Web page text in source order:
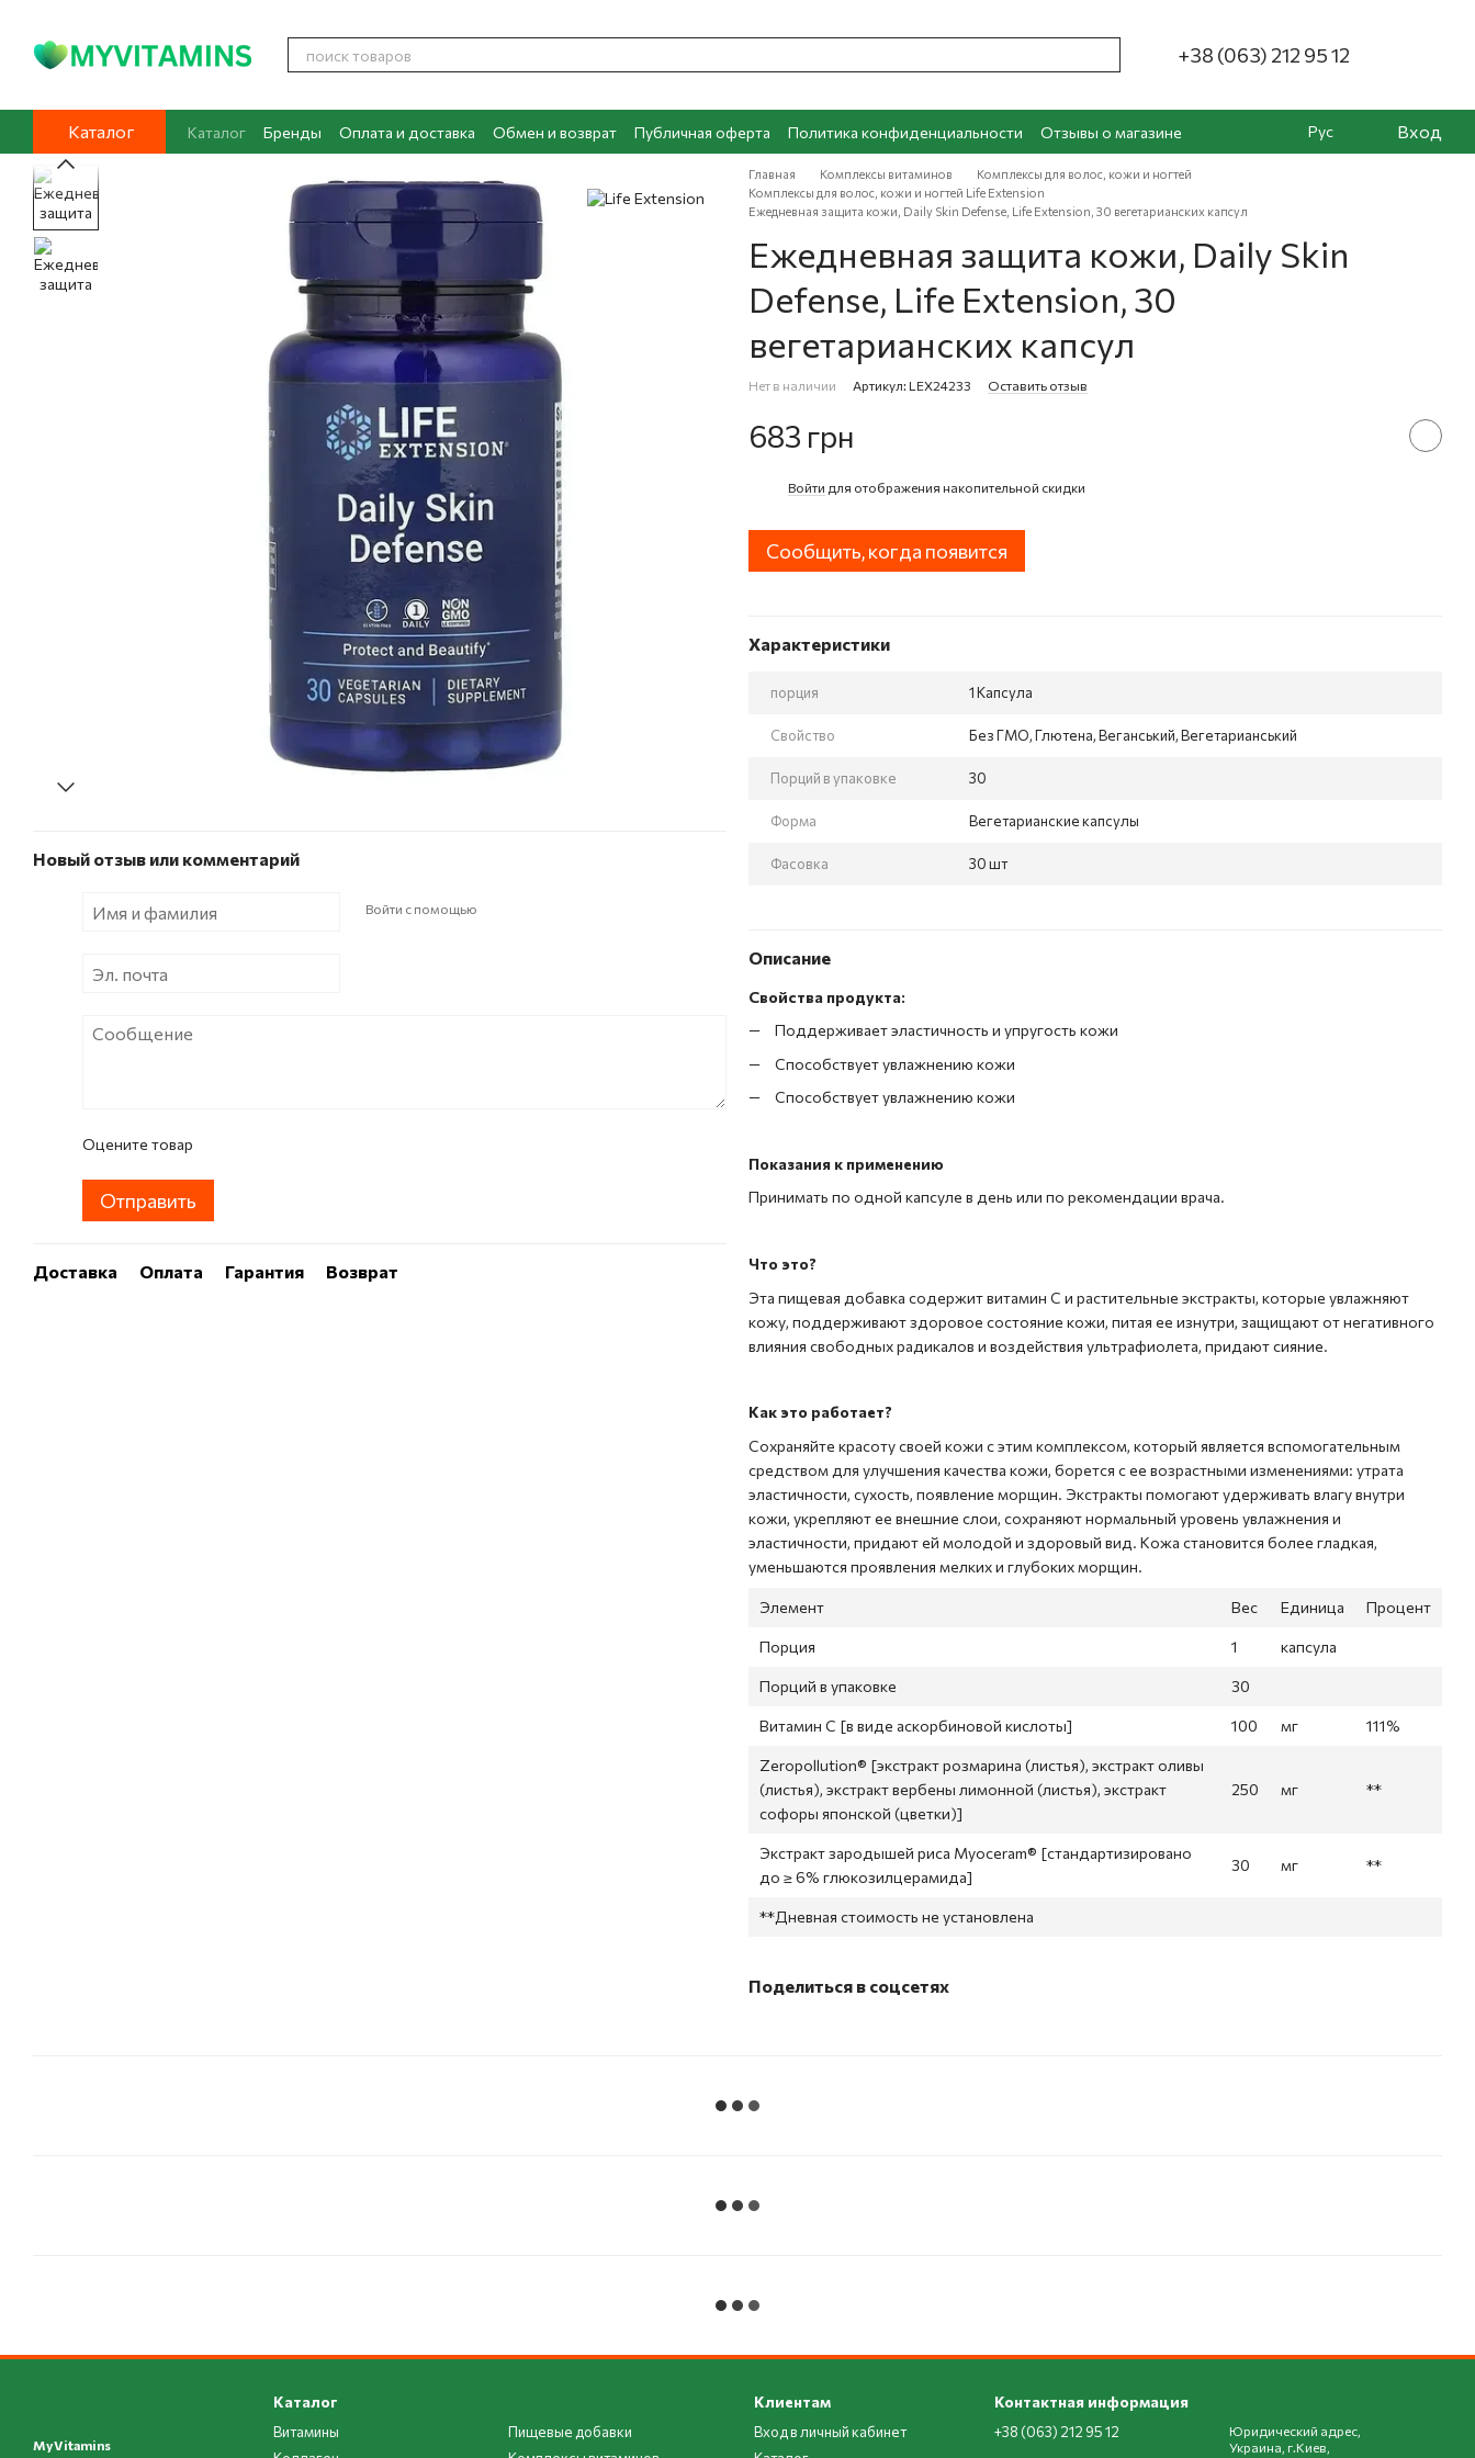
+38 (063) 212 95 12
Каталог Каталог Бренды Оплата и доставка Обмен и возврат Публичная оферта Политика конфиденциальности
Отзывы о магазине
Контакты
О нас Блог
Рус Вход
Новый отзыв или комментарий
Войти с помощью
Оцените товар
Отправить
Доставка Оплата Гарантия Возврат
Главная Комплексы витаминов
Комплексы для волос, кожи и ногтей
Комплексы для волос, кожи и ногтей Life Extension
Ежедневная защита кожи, Daily Skin Defense, Life Extension, 30 вегетарианских капсул
Ежедневная защита кожи, Daily Skin
Defense, Life Extension, 30
вегетарианских капсул
Нет в наличии Артикул: LEX24233 Оставить отзыв
683 грн
Войти для отображения накопительной скидки
Сообщить, когда появится
Характеристики
порция 1 Капсула
Свойство Без ГМО, Глютена, Веганський, Вегетарианський
Порций в упаковке 30
Форма Вегетарианские капсулы
Фасовка 30 шт
Описание
Свойства продукта:
Поддерживает эластичность и упругость кожи
Способствует увлажнению кожи
Способствует увлажнению кожи
Показания к применению
Принимать по одной капсуле в день или по рекомендации врача.
Что это?
Эта пищевая добавка содержит витамин С и растительные экстракты, которые увлажняют
кожу, поддерживают здоровое состояние кожи, питая ее изнутри, защищают от негативного
влияния свободных радикалов и воздействия ультрафиолета, придают сияние.
Как это работает?
Сохраняйте красоту своей кожи с этим комплексом, который является вспомогательным
средством для улучшения качества кожи, борется с ее возрастными изменениями: утрата
эластичности, сухость, появление морщин. Экстракты помогают удерживать влагу внутри
кожи, укрепляют ее внешние слои, сохраняют нормальный уровень увлажнения и
эластичности, придают ей молодой и здоровый вид. Кожа становится более гладкая,
уменьшаются проявления мелких и глубоких морщин.
Элемент Вес Единица Процент
Порция 1 капсула
Порций в упаковке 30
Витамин С [в виде аскорбиновой кислоты] 100 мг 111%
Zeropollution® [экстракт розмарина (листья), экстракт оливы
(листья), экстракт вербены лимонной (листья), экстракт
софоры японской (цветки)]
250 мг **
Экстракт зародышей риса Myoceram® [стандартизировано
до ≥ 6% глюкозилцерамида]
30 мг **
**Дневная стоимость не установлена
Поделиться в соцсетях
MyVitamins
Каталог
Витамины
Пищевые добавки
Клиентам
Вход в личный кабинет
Контактная информация
+38 (063) 212 95 12
Юридический адрес,
Украина, г.Киев,